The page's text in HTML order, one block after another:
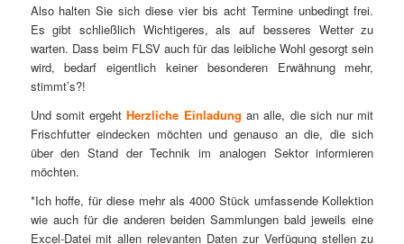
Also halten Sie sich diese vier bis acht Termine unbedingt frei.
Es gibt schließlich Wichtigeres, als auf besseres Wetter zu
warten. Dass beim FLSV auch für das leibliche Wohl gesorgt sein
wird, bedarf eigentlich keiner besonderen Erwähnung mehr,
stimmt’s?!
Und somit ergehtHerzliche Einladung an alle, die sich nur mit
Frischfutter eindecken möchten und genauso an die, die sich
über den Stand der Technik im analogen Sektor informieren
möchten.
*Ich hoffe, für diese mehr als 4000 Stück umfassende Kollektion
wie auch für die anderen beiden Sammlungen bald jeweils eine
Excel-Datei mit allen relevanten Daten zur Verfügung stellen zu